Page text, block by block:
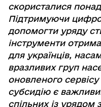
скористалися
Підтримуючи
допомогти уряду
інструменти
для українців,
вразливих груп
оновленого
субсидію є
спільних із